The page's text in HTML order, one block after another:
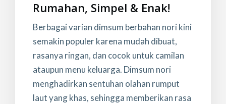
Rumahan, Simpel & Enak!
Berbagai varian dimsum berbahan nori kini
semakin populer karena mudah dibuat,
rasanya ringan, dan cocok untuk camilan
ataupun menu keluarga. Dimsum nori
menghadirkan sentuhan olahan rumput
laut yang khas, sehingga memberikan rasa